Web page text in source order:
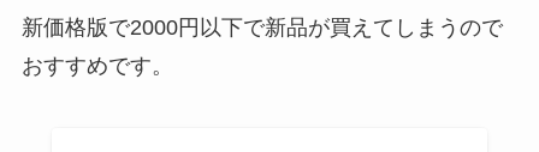
新価格版で2000円以下で新品が買えてしまうので
おすすめです。